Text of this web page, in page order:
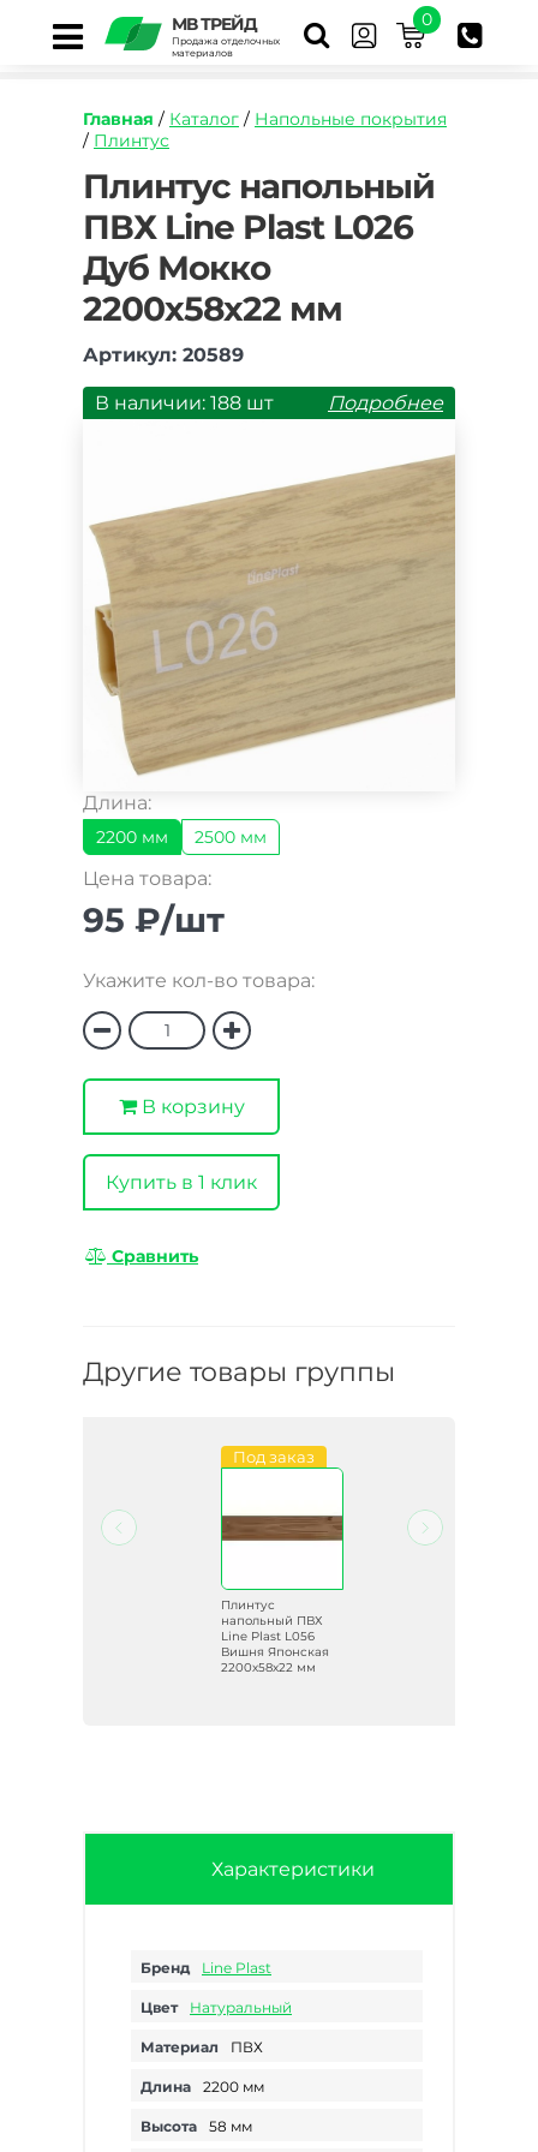
МВ ТРЕЙД
Продажа отделочных
материалов
0
Главная / Каталог / Напольные покрытия
/ Плинтус
https://mvtrade.ru/images/id/normal/plintus-
napolnyj-
pvkh-
line-
plast-
l026-
dub-
2200kh58kh22-
mm.jpg
Плинтус напольный
ПВХ Line Plast L026
Дуб Мокко
2200х58х22 мм
Артикул: 20589
В наличии: 188 шт Подробнее
Длина:
2200 мм 2500 мм
Цена товара:
95 ₽/шт
Укажите кол-во товара:
В корзину
Купить в 1 клик
Сравнить
Другие товары группы
Под заказ
Плинтус
напольный ПВХ
Line Plast L056
Вишня Японская
2200х58х22 мм
Характеристики
Бренд Line Plast
Цвет Натуральный
Материал ПВХ
Длина 2200 мм
Высота 58 мм